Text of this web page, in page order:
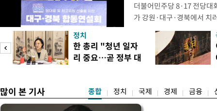
더불어민주당 8·17 전당대
가 강원·대구·경북에서 치
48.54%(1만8977표)를 얻
를 1622표(4.14%p) 차로
·인천 권리당원 투표에서
적 합산(가중치 미반영)에
정치
한 총리 "청년 일자
리 중요…곧 정부 대
많이 본 기사 종합 정치 국제 경제 금융